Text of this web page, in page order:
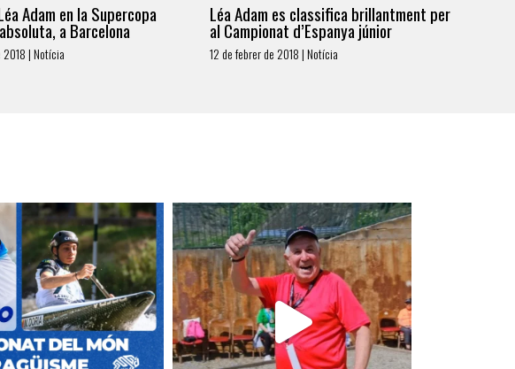
Adam en la Supercopa
a Barcelona
| Notícia
Léa Adam es classifica brillantment per
al Campionat d’Espanya júnior
12 de febrer de 2018 | Notícia